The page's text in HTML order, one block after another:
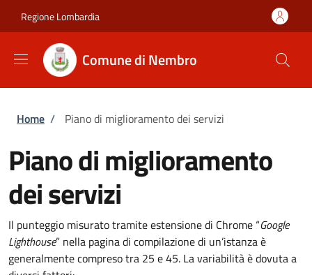
Regione Lombardia
Comune di Nembro
Briciole di pane
Home / Piano di miglioramento dei servizi
Piano di miglioramento
dei servizi
Il punteggio misurato tramite estensione di Chrome “Google
Lighthouse” nella pagina di compilazione di un’istanza è
generalmente compreso tra 25 e 45. La variabilità è dovuta a